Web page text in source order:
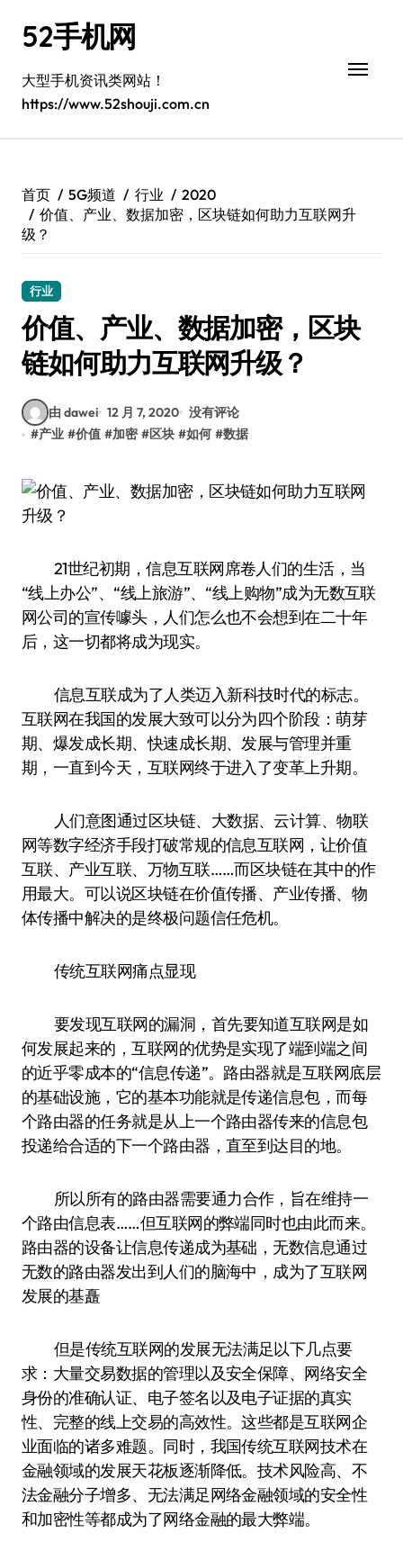
52手机网
大型手机资讯类网站！
https://www.52shouji.com.cn
首页 5G频道 行业
2020
价值、产业、数据加密，区块链如何助力互联网升
级？
行业
价值、产业、数据加密，区块
链如何助力互联网升级？
由 dawei 12 月 7, 2020 没有评论
#产业 #价值 #加密 #区块 #如何 #数据
21世纪初期，信息互联网席卷人们的生活，当
“线上办公”、“线上旅游”、“线上购物”成为无数互联
网公司的宣传噱头，人们怎么也不会想到在二十年
后，这一切都将成为现实。
信息互联成为了人类迈入新科技时代的标志。
互联网在我国的发展大致可以分为四个阶段：萌芽
期、爆发成长期、快速成长期、发展与管理并重
期，一直到今天，互联网终于进入了变革上升期。
人们意图通过区块链、大数据、云计算、物联
网等数字经济手段打破常规的信息互联网，让价值
互联、产业互联、万物互联……而区块链在其中的作
用最大。可以说区块链在价值传播、产业传播、物
体传播中解决的是终极问题信任危机。
传统互联网痛点显现
要发现互联网的漏洞，首先要知道互联网是如
何发展起来的，互联网的优势是实现了端到端之间
的近乎零成本的“信息传递”。路由器就是互联网底层
的基础设施，它的基本功能就是传递信息包，而每
个路由器的任务就是从上一个路由器传来的信息包
投递给合适的下一个路由器，直至到达目的地。
所以所有的路由器需要通力合作，旨在维持一
个路由信息表……但互联网的弊端同时也由此而来。
路由器的设备让信息传递成为基础，无数信息通过
无数的路由器发出到人们的脑海中，成为了互联网
发展的基矗
但是传统互联网的发展无法满足以下几点要
求：大量交易数据的管理以及安全保障、网络安全
身份的准确认证、电子签名以及电子证据的真实
性、完整的线上交易的高效性。这些都是互联网企
业面临的诸多难题。同时，我国传统互联网技术在
金融领域的发展天花板逐渐降低。技术风险高、不
法金融分子增多、无法满足网络金融领域的安全性
和加密性等都成为了网络金融的最大弊端。